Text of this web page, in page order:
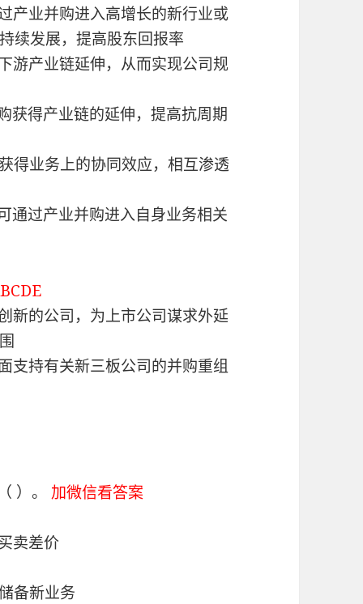
产业并购进入高增长的新行业或
续发展，提高股东回报率
游产业链延伸，从而实现公司规
获得产业链的延伸，提高抗周期
得业务上的协同效应，相互渗透
通过产业并购进入自身业务相关
新的公司，为上市公司谋求外延
支持有关新三板公司的并购重组
）。 加微信看答案
卖差价
备新业务